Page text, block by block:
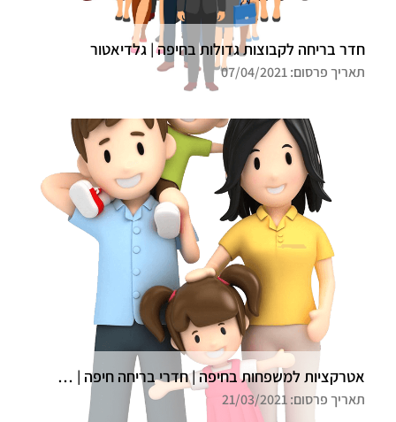
חדר בריחה לקבוצות גדולות בחיפה | גלדיאטור
תאריך פרסום: 07/04/2021
אטרקציות למשפחות בחיפה | חדרי בריחה חיפה | גלדיאטור
תאריך פרסום: 21/03/2021